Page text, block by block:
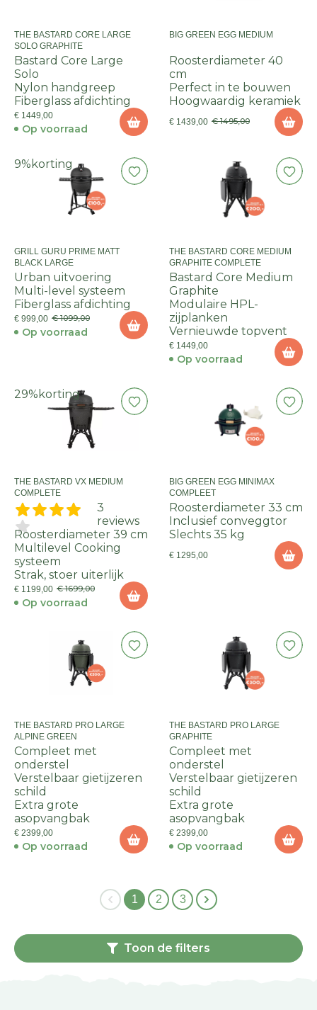
THE BASTARD CORE LARGE
SOLO GRAPHITE
Bastard Core Large
Solo
Nylon handgreep
Fiberglass afdichting
€ 1449,00
Op voorraad
BIG GREEN EGG MEDIUM
Roosterdiameter 40
cm
Perfect in te bouwen
Hoogwaardig keramiek
€ 1439,00 € 1495,00
9% korting
GRILL GURU PRIME MATT
BLACK LARGE
Urban uitvoering
Multi-level systeem
Fiberglass afdichting
€ 999,00 € 1099,00
Op voorraad
THE BASTARD CORE MEDIUM
GRAPHITE COMPLETE
Bastard Core Medium
Graphite
Modulaire HPL-
zijplanken
Vernieuwde topvent
€ 1449,00
Op voorraad
29% korting
THE BASTARD VX MEDIUM
COMPLETE
3
reviews
Roosterdiameter 39 cm
Multilevel Cooking
systeem
Strak, stoer uiterlijk
€ 1199,00 € 1699,00
Op voorraad
BIG GREEN EGG MINIMAX
COMPLEET
Roosterdiameter 33 cm
Inclusief conveggtor
Slechts 35 kg
€ 1295,00
THE BASTARD PRO LARGE
ALPINE GREEN
Compleet met
onderstel
Verstelbaar gietijzeren
schild
Extra grote
asopvangbak
€ 2399,00
Op voorraad
THE BASTARD PRO LARGE
GRAPHITE
Compleet met
onderstel
Verstelbaar gietijzeren
schild
Extra grote
asopvangbak
€ 2399,00
Op voorraad
1 2 3
Toon de filters